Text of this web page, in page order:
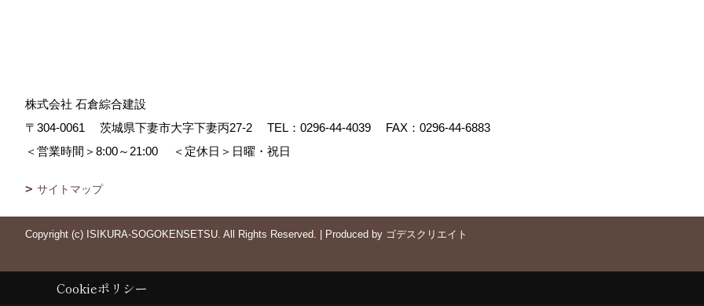
株式会社 石倉綜合建設
〒304-0061
茨城県下妻市大字下妻丙27-2 TEL： 0296-44-4039
FAX：0296-44-6883
＜営業時間＞8:00～21:00
＜定休日＞日曜・祝日
サイトマップ
Copyright (c) ISIKURA-SOGOKENSETSU. All Rights Reserved. Produced by ゴデスクリエイト
Cookieポリシー